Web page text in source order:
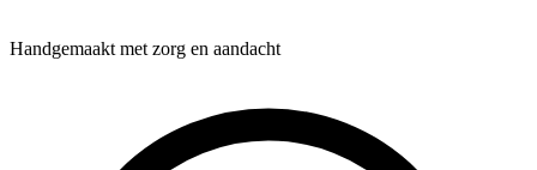
Handgemaakt met zorg en aandacht